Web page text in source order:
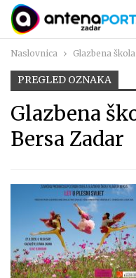
Naslovnica Glazbena
PREGLED OZNAKA
Glazbena
Bersa Zadar